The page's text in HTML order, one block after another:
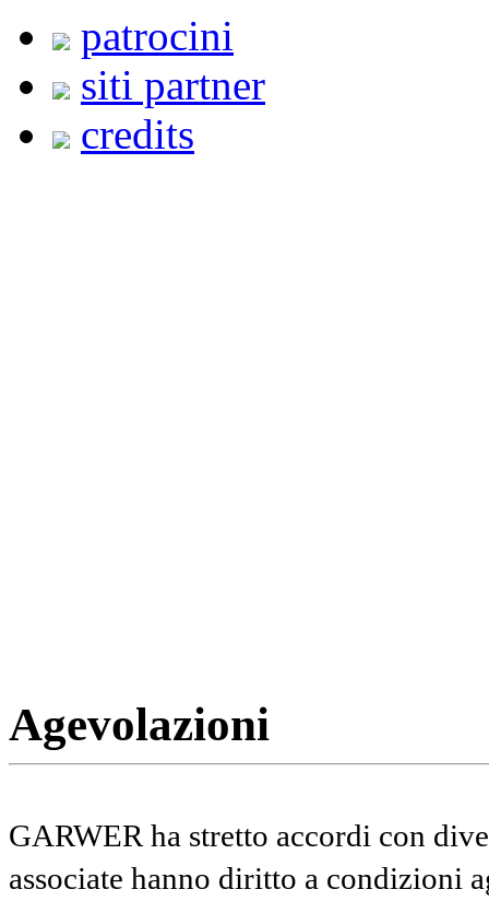
patrocini
siti partner
credits
Agevolazioni
GARWER ha stretto accordi con
associate hanno diritto a condizioni